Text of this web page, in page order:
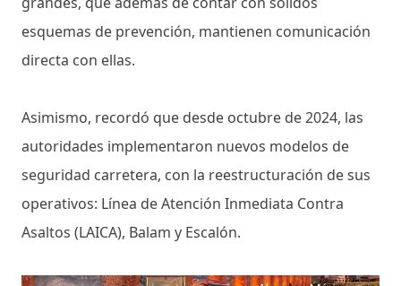
esquemas de prevención, mantienen comunicación
directa con ellas.
Asimismo, recordó que desde octubre de 2024, las
autoridades implementaron nuevos modelos de
seguridad carretera, con la reestructuración de sus
operativos: Línea de Atención Inmediata Contra
Asaltos (LAICA), Balam y Escalón.